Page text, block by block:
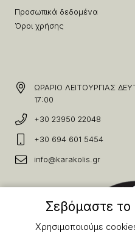
Προσωπικά δεδομένα
Όροι χρήσης
ΩΡΑΡΙΟ ΛΕΙΤΟΥΡΓΙΑΣ
17:00
+30 23950 22048
+30 694 601 5454
info@karakolis.gr
Σεβόμαστε
Χρησιμοποιούμε